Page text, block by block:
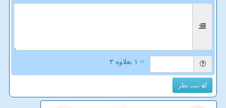
= ۱ بعلاوه ۳
ثبت نظر